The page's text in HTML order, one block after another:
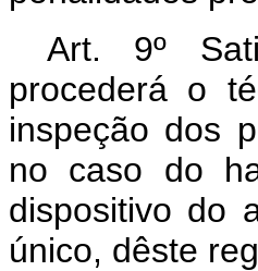
Art. 9º
procederá o
inspeção dos
no caso do
dispositivo do
único, dêste